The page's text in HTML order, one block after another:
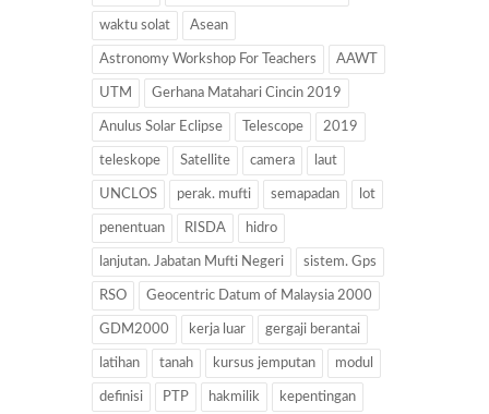
waktu solat Asean
Astronomy Workshop For Teachers AAWT
UTM Gerhana Matahari Cincin 2019
Anulus Solar Eclipse Telescope 2019
teleskope Satellite camera laut
UNCLOS perak. mufti semapadan lot
penentuan RISDA hidro
lanjutan. Jabatan Mufti Negeri sistem. Gps
RSO Geocentric Datum of Malaysia 2000
GDM2000 kerja luar gergaji berantai
latihan tanah kursus jemputan modul
definisi PTP hakmilik kepentingan